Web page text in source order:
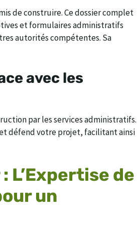
de construire. Ce dossier complet
et formulaires administratifs
autorités compétentes. Sa
avec les
par les services administratifs.
défend votre projet, facilitant ainsi
L’Expertise de
un